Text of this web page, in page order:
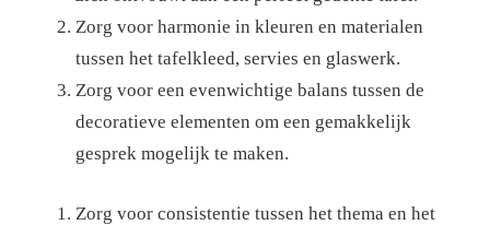
Zorg voor harmonie in kleuren en materialen
tussen het tafelkleed, servies en glaswerk.
Zorg voor een evenwichtige balans tussen de
decoratieve elementen om een ​​gemakkelijk
gesprek mogelijk te maken.
Zorg voor consistentie tussen het thema en het